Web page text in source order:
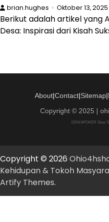
brian.hughes Oktober 13, 2025
Berikut adalah artikel yang
Desa: Inspirasi dari Kisah
About|Contact|Sitemap|
Copyright © 2025 |
DEWAPOKER Situs
Copyright © 2026
Kehidupan & Tokoh
Artify Themes.